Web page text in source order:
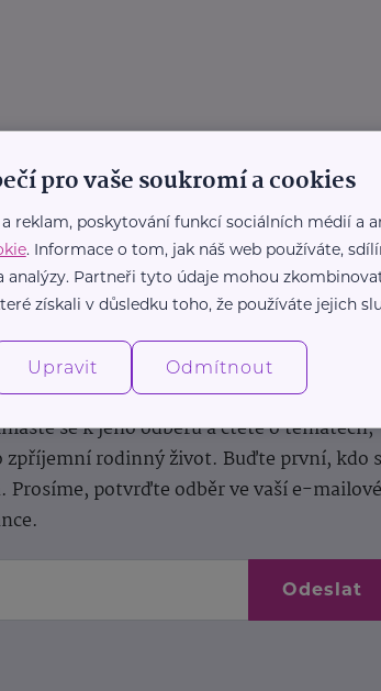
podpora pro rodiče i sdílení zkušeností.
se k jeho odběru a čtěte o tématech,
rodinný život. Buďte první, kdo
Prosíme, potvrďte odběr ve vaší e-mailové
Odeslat
pro vaše soukromí a cookies
reklam, poskytování funkcí sociálních médií a
. Informace o tom, jak náš web používáte,
analýzy. Partneři tyto údaje mohou
získali v důsledku toho, že používáte jejich
Upravit Odmítnout